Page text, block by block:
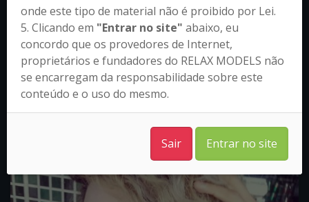
Bianca Foster – Santo André/SP
(11) 97448-2995
onde este tipo de material não é proibido por Lei.
5. Clicando em "Entrar no site" abaixo, eu
concordo que os provedores de Internet,
proprietários e fundadores do RELAX MODELS não
se encarregam da responsabilidade sobre este
conteúdo e o uso do mesmo.
Sair Entrar no site